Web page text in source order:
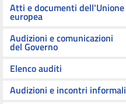
Atti e documenti dell'Unione
europea
Audizioni e comunicazioni
del Governo
Elenco auditi
Audizioni e incontri informali